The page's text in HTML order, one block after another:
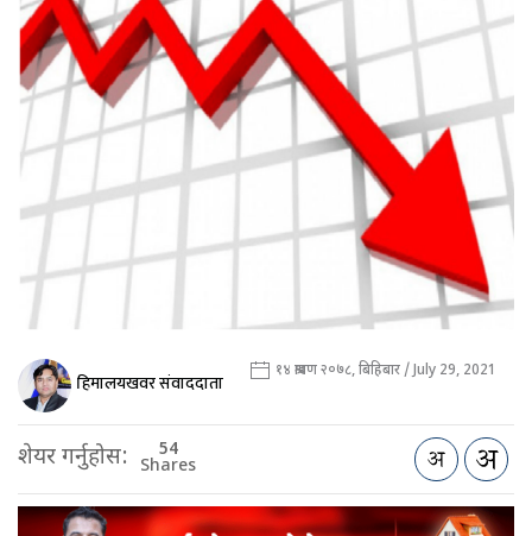
हिमालयखवर संवाददाता १४ श्रावण २०७८, बिहिबार / July 29, 2021
शेयर गर्नुहोस: 54
Shares